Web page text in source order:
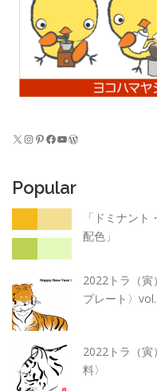
X Instagram Pinterest Facebook YouTube WordPress
Popular
「ドミナン
配色」
2022トラ（寅
プレート〉
2022トラ（寅
料〉